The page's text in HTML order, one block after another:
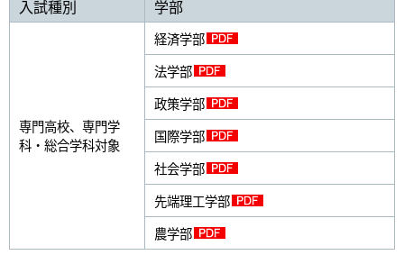
入試種別 学部
専門高校、専門学
科・総合学科対象
経済学部
法学部
政策学部
国際学部
社会学部
先端理工学部
農学部